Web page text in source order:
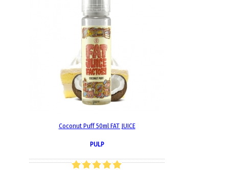
Coconut Puff 50ml FAT JUICE
PULP